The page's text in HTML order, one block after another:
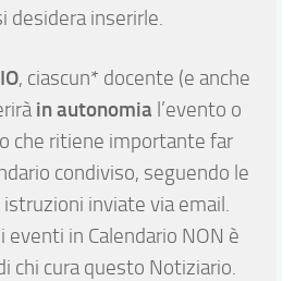
desidera inserirle.
, ciascun* docente (e anche
in autonomia l’evento o
che ritiene importante far
condiviso, seguendo le
inviate via email.
eventi in Calendario NON è
chi cura questo Notiziario.